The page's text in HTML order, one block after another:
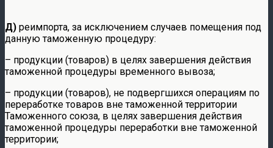
Д) реимпорта, за исключением случаев помещения под
данную таможенную процедуру:
– продукции (товаров) в целях завершения действия
таможенной процедуры временного вывоза;
– продукции (товаров), не подвергшихся операциям по
переработке товаров вне таможенной территории
Таможенного союза, в целях завершения действия
таможенной процедуры переработки вне таможенной
территории;